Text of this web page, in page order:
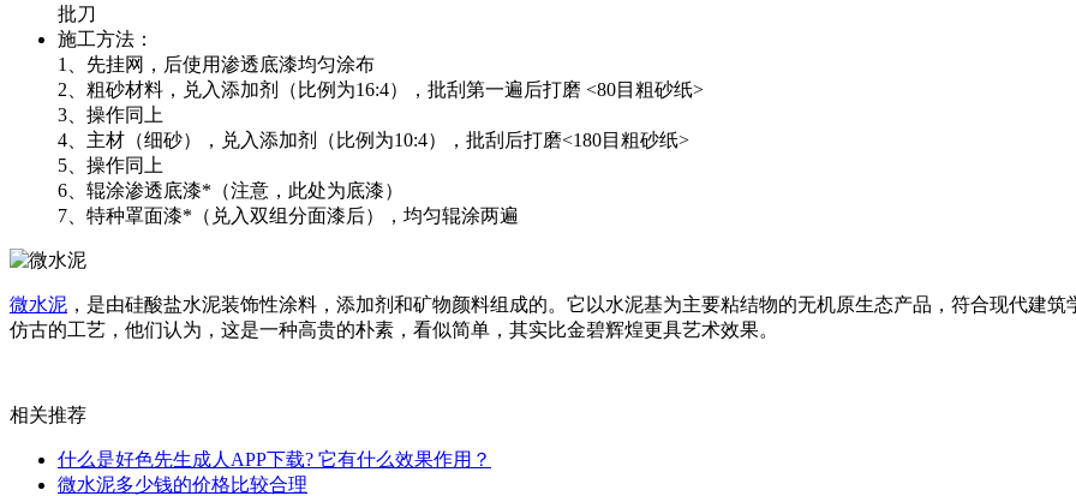
批刀
施工方法：
1、先挂网，后使用渗透底漆均匀涂布
2、粗砂材料，兑入添加剂（比例为16:4），批刮第一遍后打磨 <80目粗砂纸>
3、操作同上
4、主材（细砂），兑入添加剂（比例为10:4），批刮后打磨<180目粗砂纸>
5、操作同上
6、辊涂渗透底漆*（注意，此处为底漆）
7、特种罩面漆*（兑入双组分面漆后），均匀辊涂两遍
微水泥 ，是由硅酸盐水泥装饰性涂料，添加剂和矿物颜料组成的。它以水泥基为主要粘结物的无机原生态产品，符合现代建
仿古的工艺，他们认为，这是一种高贵的朴素，看似简单，其实比金碧辉煌更具艺术效果。
相关推荐
什么是好色先生成人APP下载? 它有什么效果作用？
微水泥多少钱的价格比较合理